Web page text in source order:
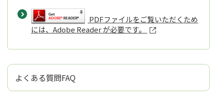
PDFファイルをご覧いただくため
には、Adobe Reader が必要です。
よくある質問FAQ